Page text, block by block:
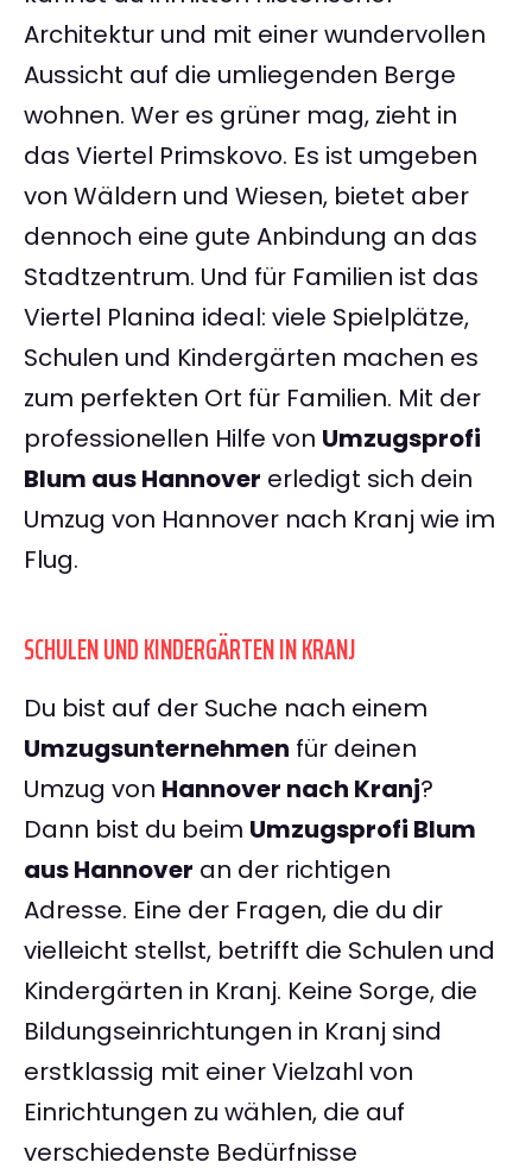
Architektur und mit einer wundervollen
Aussicht auf die umliegenden Berge
wohnen. Wer es grüner mag, zieht in
das Viertel Primskovo. Es ist umgeben
von Wäldern und Wiesen, bietet aber
dennoch eine gute Anbindung an das
Stadtzentrum. Und für Familien ist das
Viertel Planina ideal: viele Spielplätze,
Schulen und Kindergärten machen es
zum perfekten Ort für Familien. Mit der
professionellen Hilfe von Umzugsprofi
Blum aus Hannover erledigt sich dein
Umzug von Hannover nach Kranj wie im
Flug.
SCHULEN UND KINDERGÄRTEN IN KRANJ
Du bist auf der Suche nach einem
Umzugsunternehmen für deinen
Umzug von Hannover nach Kranj?
Dann bist du beim Umzugsprofi Blum
aus Hannover an der richtigen
Adresse. Eine der Fragen, die du dir
vielleicht stellst, betrifft die Schulen und
Kindergärten in Kranj. Keine Sorge, die
Bildungseinrichtungen in Kranj sind
erstklassig mit einer Vielzahl von
Einrichtungen zu wählen, die auf
verschiedenste Bedürfnisse